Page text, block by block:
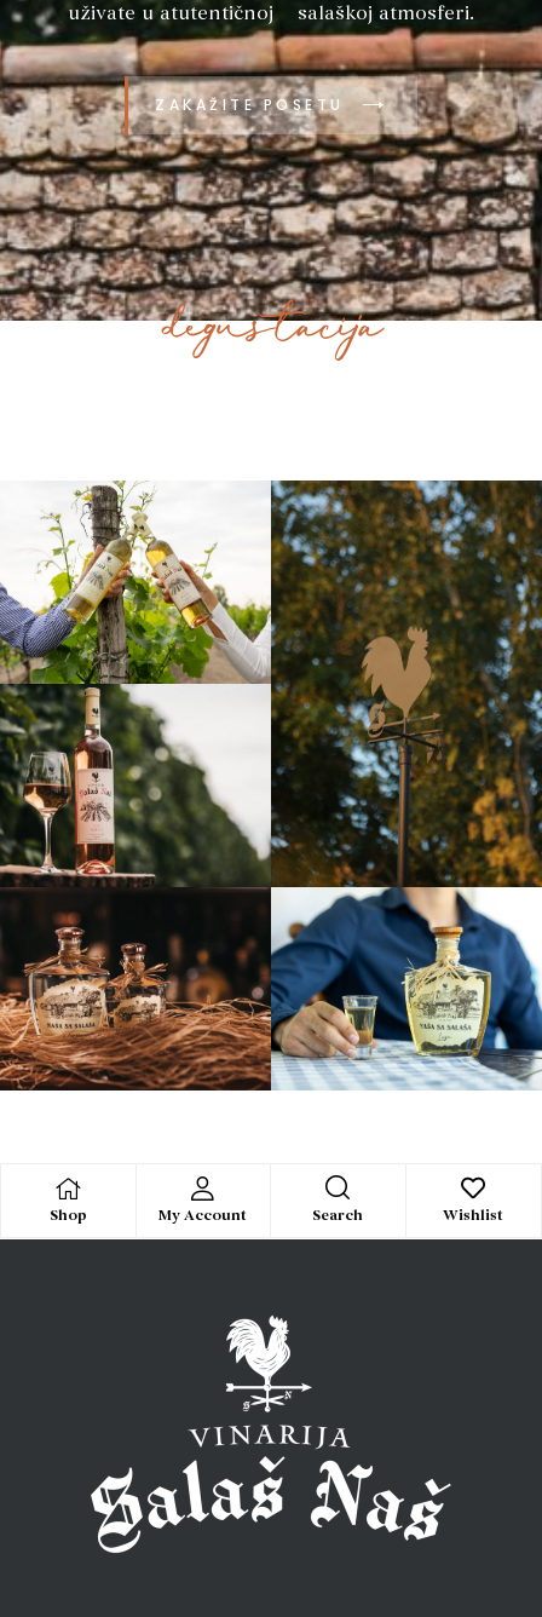
uživate u atutentičnoj salaškoj atmosferi.
ZAKAŽITE POSETU
degustacija
Shop My Account Search Wishlist